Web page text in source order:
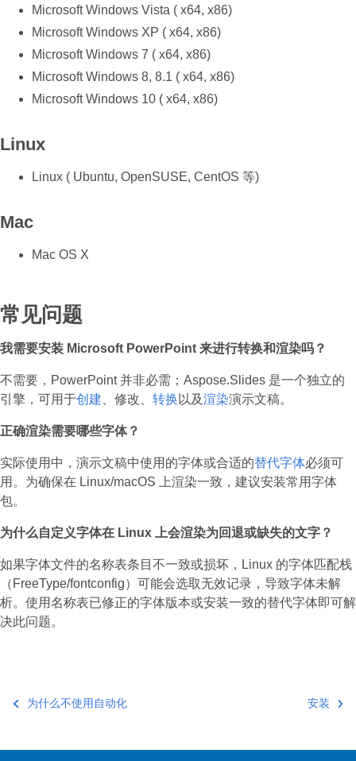
Microsoft Windows Vista ( x64, x86)
Microsoft Windows XP ( x64, x86)
Microsoft Windows 7 ( x64, x86)
Microsoft Windows 8, 8.1 ( x64, x86)
Microsoft Windows 10 ( x64, x86)
Linux
Linux ( Ubuntu, OpenSUSE, CentOS 等)
Mac
Mac OS X
常见问题
我需要安装 Microsoft PowerPoint 来进行转换和渲染吗？
不需要，PowerPoint 并非必需；Aspose.Slides 是一个独立的
引擎，可用于创建 、修改、 转换 以及渲染演示文稿。
正确渲染需要哪些字体？
实际使用中，演示文稿中使用的字体或合适的替代字体必须可
用。为确保在 Linux/macOS 上渲染一致，建议安装常用字体
包。
为什么自定义字体在 Linux 上会渲染为回退或缺失的文字？
如果字体文件的名称表条目不一致或损坏，Linux 的字体匹配栈
（FreeType/fontconfig）可能会选取无效记录，导致字体未解
析。使用名称表已修正的字体版本或安装一致的替代字体即可解
决此问题。
为什么不使用自动化 安装